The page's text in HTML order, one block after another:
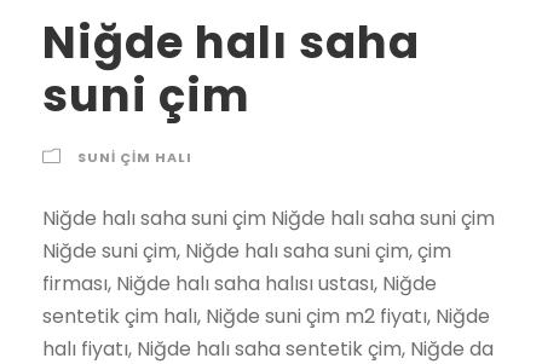
Niğde halı saha
suni çim
SUNI ÇIM HALI
Niğde halı saha suni çim Niğde halı saha suni çim
Niğde suni çim, Niğde halı saha suni çim, çim
firması, Niğde halı saha halısı ustası, Niğde
sentetik çim halı, Niğde suni çim m2 fiyatı, Niğde
halı fiyatı, Niğde halı saha sentetik çim, Niğde da